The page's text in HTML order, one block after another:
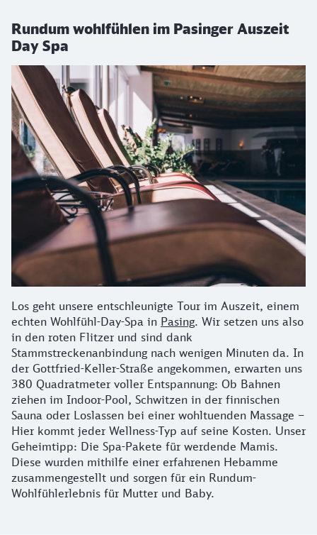
Rundum wohlfühlen im Pasinger Auszeit
Day Spa
Los geht unsere entschleunigte Tour im Auszeit, einem
echten Wohlfühl-Day-Spa in Pasing. Wir setzen uns also
in den roten Flitzer und sind dank
Stammstreckenanbindung nach wenigen Minuten da. In
der Gottfried-Keller-Straße angekommen, erwarten uns
380 Quadratmeter voller Entspannung: Ob Bahnen
ziehen im Indoor-Pool, Schwitzen in der finnischen
Sauna oder Loslassen bei einer wohltuenden Massage –
Hier kommt jeder Wellness-Typ auf seine Kosten. Unser
Geheimtipp: Die Spa-Pakete für werdende Mamis.
Diese wurden mithilfe einer erfahrenen Hebamme
zusammengestellt und sorgen für ein Rundum-
Wohlfühlerlebnis für Mutter und Baby.